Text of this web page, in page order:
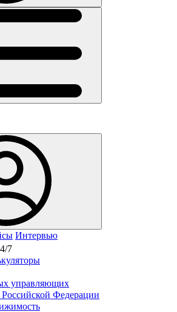
Интервью
7
управляющих
Федерации